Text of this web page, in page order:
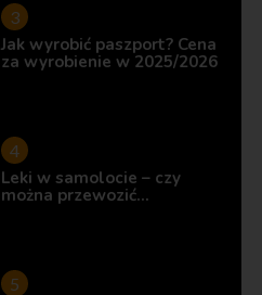
Jak wyrobić paszport? Cena
za wyrobienie w 2025/2026
Leki w samolocie – czy
można przewozić…